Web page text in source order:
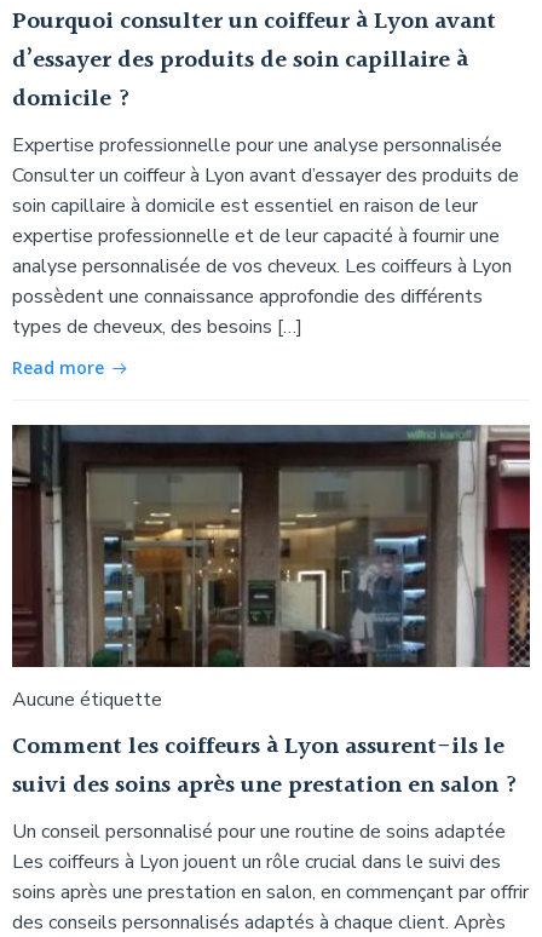
Pourquoi consulter un coiffeur à Lyon avant
d’essayer des produits de soin capillaire à
domicile ?
Expertise professionnelle pour une analyse personnalisée
Consulter un coiffeur à Lyon avant d’essayer des produits de
soin capillaire à domicile est essentiel en raison de leur
expertise professionnelle et de leur capacité à fournir une
analyse personnalisée de vos cheveux. Les coiffeurs à Lyon
possèdent une connaissance approfondie des différents
types de cheveux, des besoins […]
Read more
Aucune étiquette
Comment les coiffeurs à Lyon assurent-ils le
suivi des soins après une prestation en salon ?
Un conseil personnalisé pour une routine de soins adaptée
Les coiffeurs à Lyon jouent un rôle crucial dans le suivi des
soins après une prestation en salon, en commençant par offrir
des conseils personnalisés adaptés à chaque client. Après